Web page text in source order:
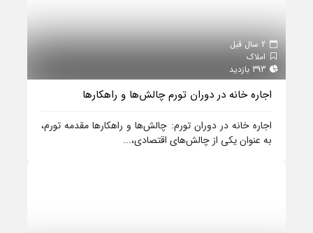
املاک
اجاره خانه در دوران تورم چالش‌ها و راهکارها
اجاره خانه در دوران تورم: چالش‌ها و راهکارها مقدمه تورم،
به عنوان یکی از چالش‌های اقتصادی،...